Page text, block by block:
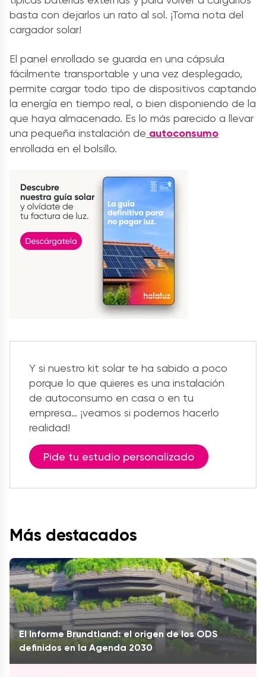
basta con dejarlos un rato al sol. ¡Toma nota del
cargador solar!
El panel enrollado se guarda en una cápsula
fácilmente transportable y una vez desplegado,
permite cargar todo tipo de dispositivos captando
la energía en tiempo real, o bien disponiendo de la
que haya almacenado. Es lo más parecido a llevar
una pequeña instalación de autoconsumo
enrollada en el bolsillo.
Y si nuestro kit solar te ha sabido a poco
porque lo que quieres es una instalación
de autoconsumo en casa o en tu
empresa… ¡veamos si podemos hacerlo
realidad!
Pide tu estudio personalizado
Más destacados
El Informe Brundtland: el origen de los ODS
definidos en la Agenda 2030